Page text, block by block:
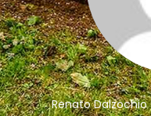
Renato Dalzochio